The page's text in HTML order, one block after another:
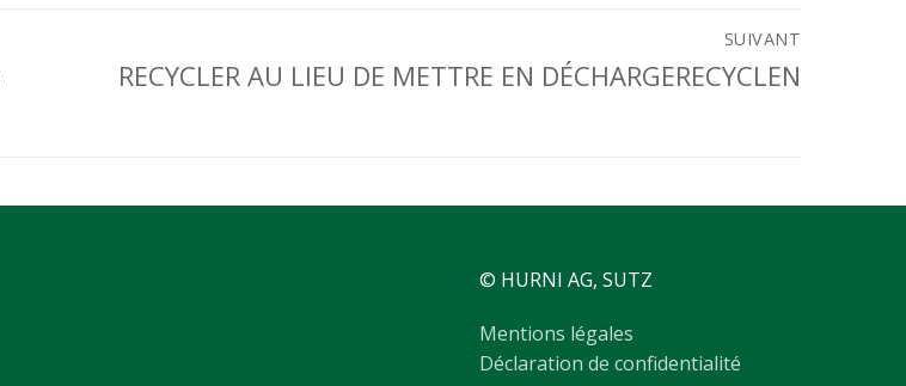
SUIVANT
Next
RECYCLER AU LIEU DE METTRE EN DÉCHARGERECYCLEN
© HURNI AG, SUTZ
Mentions légales
Déclaration de confidentialité